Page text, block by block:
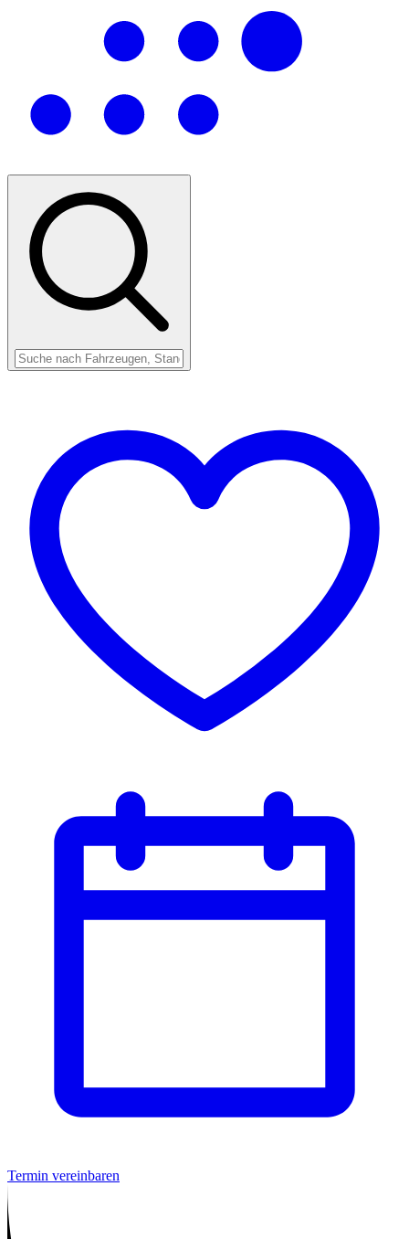
Termin vereinbaren